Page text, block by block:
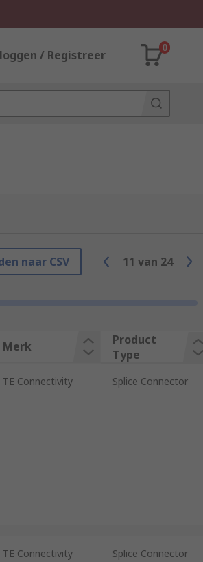
/ Registreer
0
naar CSV 11 van 24
Merk
Product
Type
TE Connectivity Splice Connector
TE Connectivity Splice Connector